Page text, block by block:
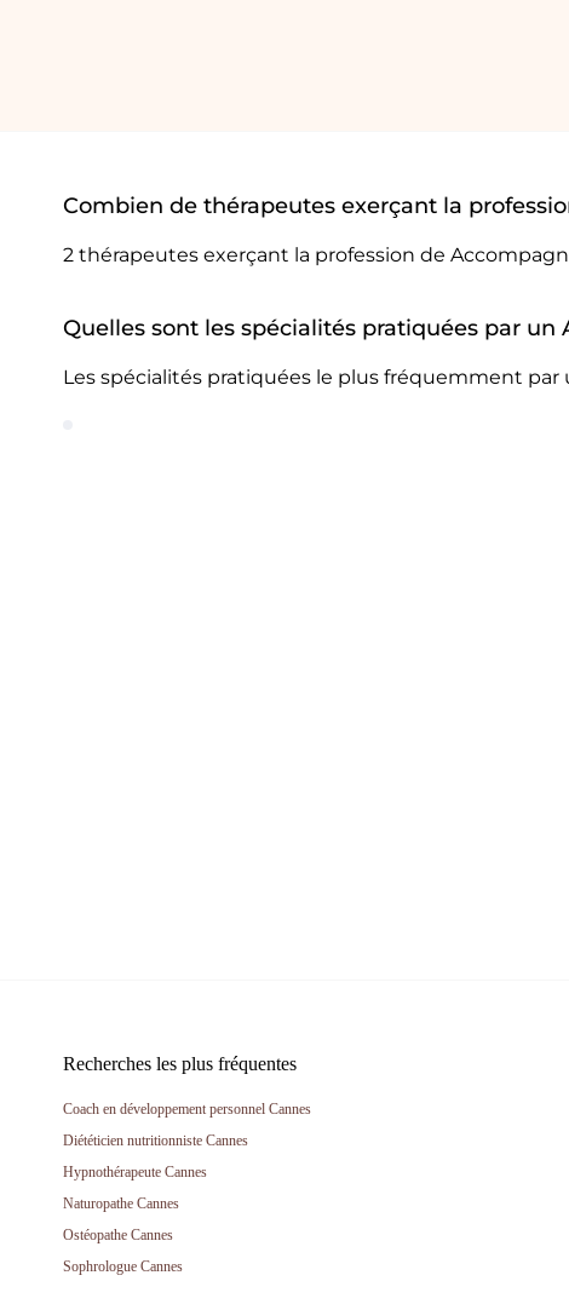
Combien de thérapeutes exerçant la
2 thérapeutes exerçant la profession de
Quelles sont les spécialités pratiquées par
Les spécialités pratiquées le plus fréquemment
Recherches les plus fréquentes
Coach en développement personnel Cannes
Diététicien nutritionniste Cannes
Hypnothérapeute Cannes
Naturopathe Cannes
Ostéopathe Cannes
Sophrologue Cannes